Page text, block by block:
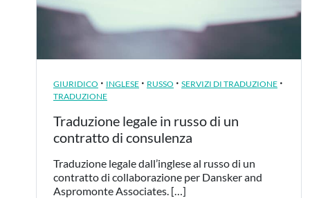
GIURIDICO · INGLESE · RUSSO · SERVIZI DI TRADUZIONE ·
TRADUZIONE
Traduzione legale in russo di un
contratto di consulenza
Traduzione legale dall’inglese al russo di un
contratto di collaborazione per Dansker and
Aspromonte Associates. […]